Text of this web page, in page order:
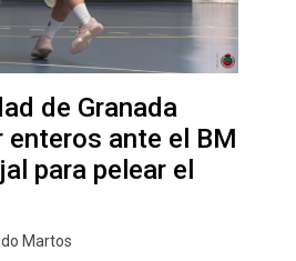
de Granada
enteros ante el BM
para pelear el
Martos